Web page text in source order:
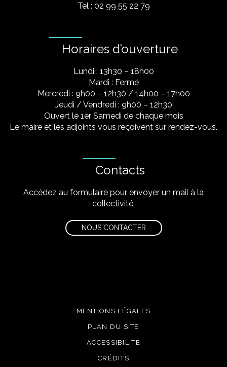
Tel : 02 99 55 22 79
Horaires d’ouverture
Lundi : 13h30 – 18h00
Mardi : Fermé
Mercredi : 9h00 – 12h30 / 14h00 – 17h00
Jeudi / Vendredi : 9h00 – 12h30
Ouvert le 1er Samedi de chaque mois
Le maire et les adjoints vous reçoivent sur rendez-vous.
Contacts
Accédez au formulaire pour envoyer un mail à la
collectivité.
NOUS CONTACTER
MENTIONS LÉGALES
PLAN DU SITE
ACCESSIBILITÉ
CRÉDITS